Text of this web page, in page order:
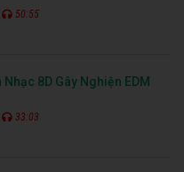
50:55
Nhạc 8D Gây Nghiện EDM
33:03